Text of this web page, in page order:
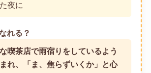
夜に
れる？
喫茶店で雨宿りをしているよう
れ、「ま、焦らずいくか」と心